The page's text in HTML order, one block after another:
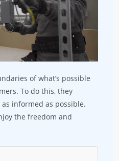
of what’s possible
To do this, they
informed as possible.
the freedom and